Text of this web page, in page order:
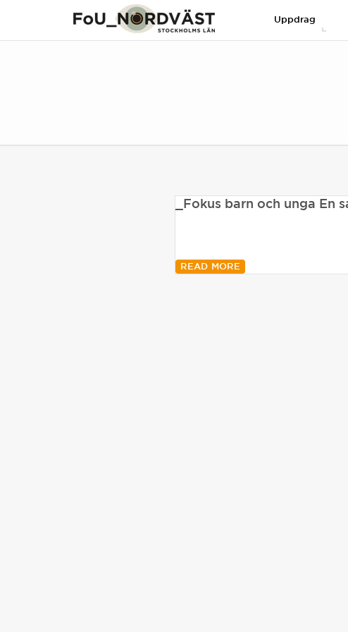
Uppdrag
_Fokus barn och unga En
READ MORE